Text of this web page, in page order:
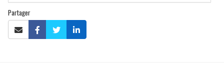
Partager